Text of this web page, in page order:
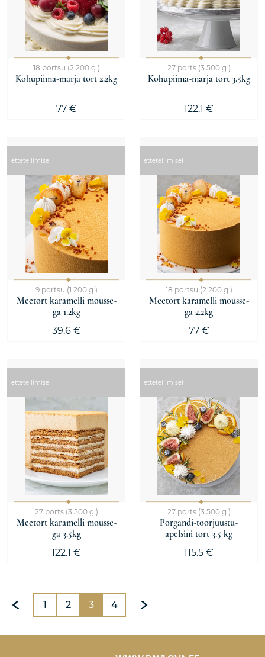
18 portsu (2 200 g.)
Kohupiima-marja tort 2.2kg
77 €
27 ports (3 500 g.)
Kohupiima-marja tort 3.5kg
122.1 €
ettetellimisel
9 portsu (1 200 g.)
Meetort karamelli mousse-
ga 1.2kg
39.6 €
ettetellimisel
18 portsu (2 200 g.)
Meetort karamelli mousse-
ga 2.2kg
77 €
ettetellimisel
27 ports (3 500 g.)
Meetort karamelli mousse-
ga 3.5kg
122.1 €
ettetellimisel
27 ports (3 500 g.)
Porgandi-toorjuustu-
apelsini tort 3.5 kg
115.5 €
1 2 3 4